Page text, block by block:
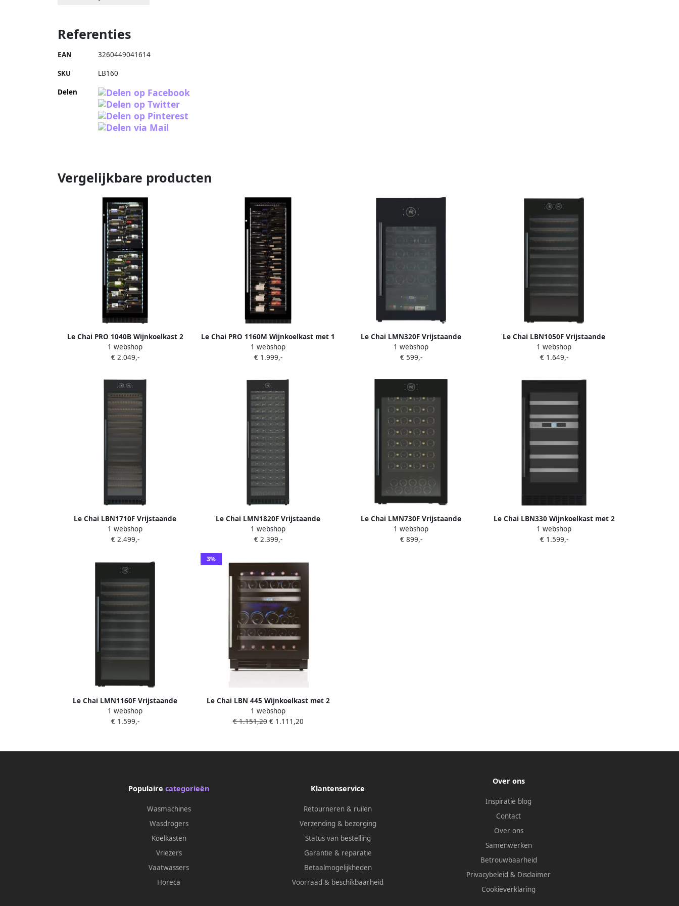
Referenties
EAN 3260449041614
SKU LB160
Delen
Vergelijkbare producten
Le Chai PRO 1040B Wijnkoelkast 2
temperatuurzones 104 flessen
Koolstoffilter Slot 38 dB 9 schuiflades
1 webshop
€ 2.049,-
Le Chai PRO 1160M Wijnkoelkast met 1
temperatuurzone 116 Flessen 10
schuiflades H 1.60 m Koolstoffilter Slot
1 webshop
€ 1.999,-
Le Chai LMN320F Vrijstaande
wijnkoelkast 34 Flessen 1 T° 38 dB
Alarm
1 webshop
€ 599,-
Le Chai LBN1050F Vrijstaande
Wijnklimaatkast 2 Temperaturen 105
Flessen Schuiflades 38 dB Alarm
1 webshop
€ 1.649,-
Le Chai LBN1710F Vrijstaande
Wijnklimaatkast 2 zones 171 Flessen 14
Schuiflades 39 dB Witte LED's
1 webshop
€ 2.499,-
Le Chai LMN1820F Vrijstaande
wijnkoelkast voor 182 Flessen Zwart
glas 1 zone Geventileerde koeling
verlichting Energieklasse F
Geluidsniveau 39 dB Inhoud 424 L
1 webshop
€ 2.399,-
Le Chai LMN730F Vrijstaande
Wijnkoelkast voor 73 flessen 1
temperatuurzone Alarm 37 dB
1 webshop
€ 899,-
Le Chai LBN330 Wijnkoelkast met 2
temperatuurzones voor onderbouw of
vrijstaand 33 Flessen alarm
1 webshop
€ 1.599,-
Le Chai LMN1160F Vrijstaande
Wijnkoelkast met 1 temperatuurzone
116 flessen 38 dB
1 webshop
€ 1.599,-
3%
Le Chai LBN 445 Wijnkoelkast met 2
temperatuurzones Inbouw of
vrijstaand gebruik 44 flessen Zwart 4
1 webshop
€ 1.151,20€ 1.111,20
Populaire categorieën
Wasmachines
Wasdrogers
Koelkasten
Vriezers
Vaatwassers
Horeca
Klantenservice
Retourneren & ruilen
Verzending & bezorging
Status van bestelling
Garantie & reparatie
Betaalmogelijkheden
Voorraad & beschikbaarheid
Over ons
Inspiratie blog
Contact
Over ons
Samenwerken
Betrouwbaarheid
Privacybeleid & Disclaimer
Cookieverklaring